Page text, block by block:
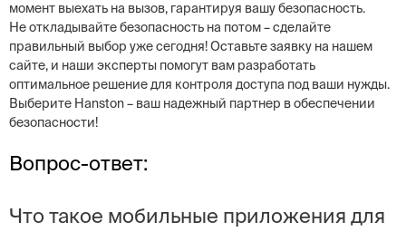
момент выехать на вызов, гарантируя вашу безопасность.
Не откладывайте безопасность на потом – сделайте
правильный выбор уже сегодня! Оставьте заявку на нашем
сайте, и наши эксперты помогут вам разработать
оптимальное решение для контроля доступа под ваши нужды.
Выберите Hanston – ваш надежный партнер в обеспечении
безопасности!
Вопрос-ответ:
Что такое мобильные приложения для